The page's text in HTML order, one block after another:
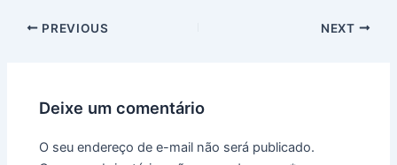
Post
PREVIOUS NEXT
Deixe um comentário
O seu endereço de e-mail não será publicado.